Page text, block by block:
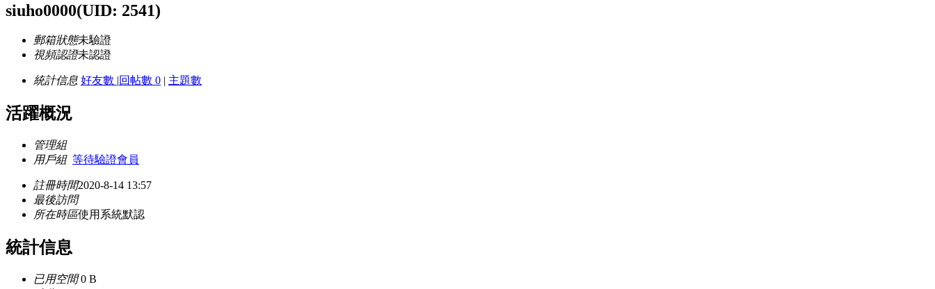
siuho0000(UID: 2541)
郵箱狀態未驗證
視頻認證未認證
統計信息 好友數 |回帖數 0 | 主題數
活躍概況
管理組
用戶組 等待驗證會員
註冊時間2020-8-14 13:57
最後訪問
所在時區使用系統默認
統計信息
已用空間0 B